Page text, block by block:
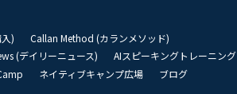
)
Callan Method (カランメソッド)
(デイリーニュース)
AIスピーキングトレーニング
ネイティブキャンプ広場
ブログ